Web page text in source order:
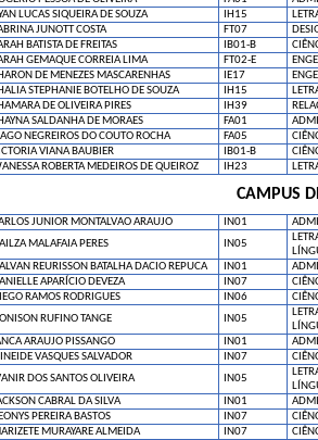
LUCAS SIQUEIRA DE SOUZA IH15
JUNOTT COSTA FT07
BATISTA DE FREITAS IB01-B
GEMAQUE CORREIA LIMA FT02-E
DE MENEZES MASCARENHAS IE17
STEPHANIE BOTELHO DE SOUZA IH15
DE OLIVEIRA PIRES IH39
SALDANHA DE MORAES FA01
NEGREIROS DO COUTO ROCHA FA05
VIANA BAUBIER IB01-B
ROBERTA MEDEIROS DE QUEIROZ IH23
CAMPUS
JUNIOR MONTALVAO ARAUJO IN01
MALAFAIA PERES IN05
REURISSON BATALHA DACIO REPUCA IN01
APARÍCIO DEVEZA IN07
RAMOS RODRIGUES IN06
RUFINO TANGE IN05
ARAUJO PISSANGO IN01
VASQUES SALVADOR IN07
DOS SANTOS OLIVEIRA IN05
CABRAL DA SILVA IN01
PEREIRA BASTOS IN07
MURAYARE ALMEIDA IN07